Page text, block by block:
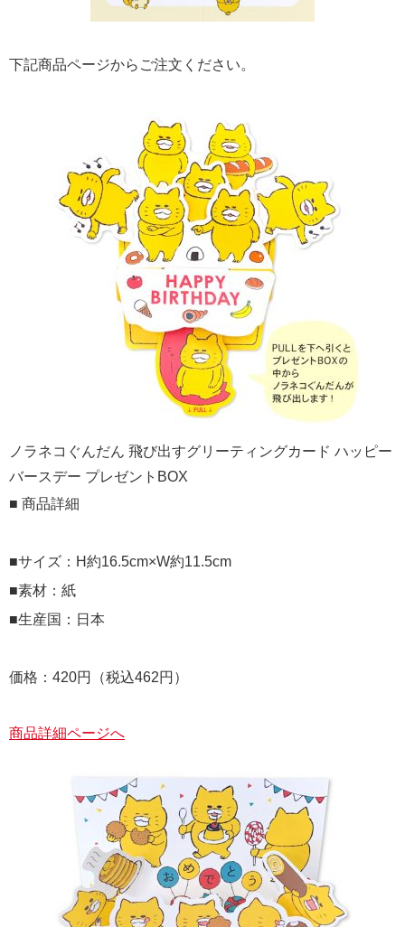
下記商品ページからご注文ください。
ノラネコぐんだん 飛び出すグリーティングカード ハッピー
バースデー プレゼントBOX
■ 商品詳細
■サイズ：H約16.5cm×W約11.5cm
■素材：紙
■生産国：日本
価格：420円（税込462円）
商品詳細ページへ